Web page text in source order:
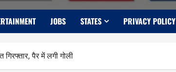
JOBS STATES PRIVACY POLICY
पैर में लगी गोली